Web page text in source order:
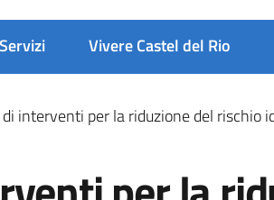
Servizi Vivere Castel del Rio
interventi per la riduzione del rischio